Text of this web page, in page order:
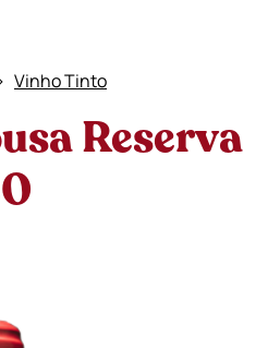
Vinho Tinto
Reserva